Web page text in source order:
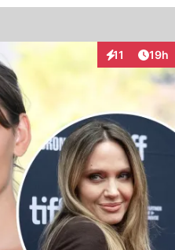
11
Interaktionen
19h